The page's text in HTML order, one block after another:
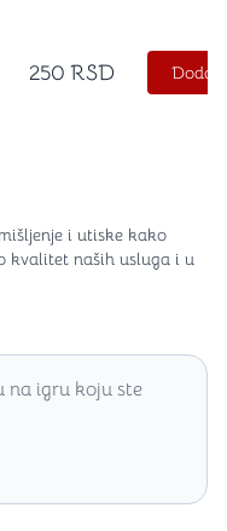
250 RSD
i utiske kako
kvalitet naših usluga i u
na igru koju ste